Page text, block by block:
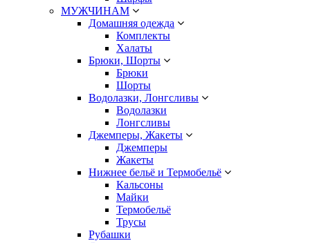
МУЖЧИНАМ
Домашняя одежда
Комплекты
Халаты
Брюки, Шорты
Брюки
Шорты
Водолазки, Лонгсливы
Водолазки
Лонгсливы
Джемперы, Жакеты
Джемперы
Жакеты
Нижнее бельё и Термобельё
Кальсоны
Майки
Термобельё
Трусы
Рубашки